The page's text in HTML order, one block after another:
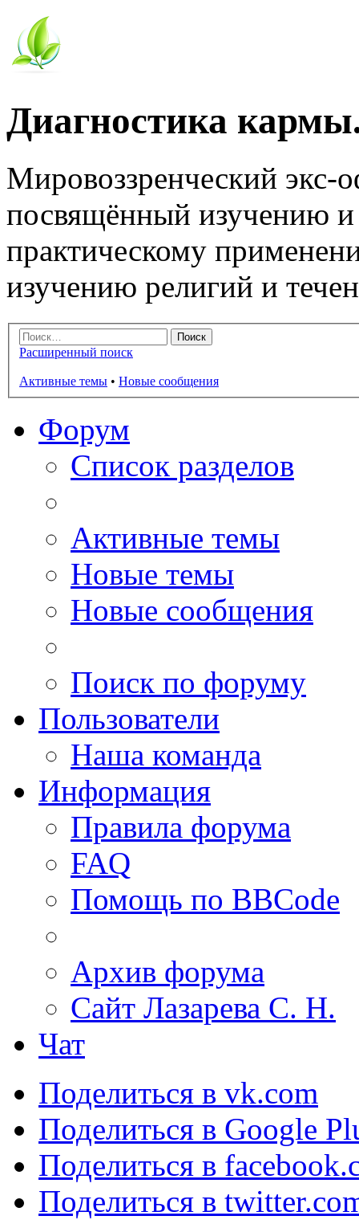
Диагностика
Мировоззренческий
посвящённый изучению
практическому
изучению религий и
Расширенный поиск
Активные темы • Новые сообщения
Форум
Список разделов
Активные темы
Новые темы
Новые сообщения
Поиск по форуму
Пользователи
Наша команда
Информация
Правила форума
FAQ
Помощь по BBCode
Архив форума
Сайт Лазарева С. Н.
Чат
Поделиться в vk.com
Поделиться в Google
Поделиться в
Поделиться в